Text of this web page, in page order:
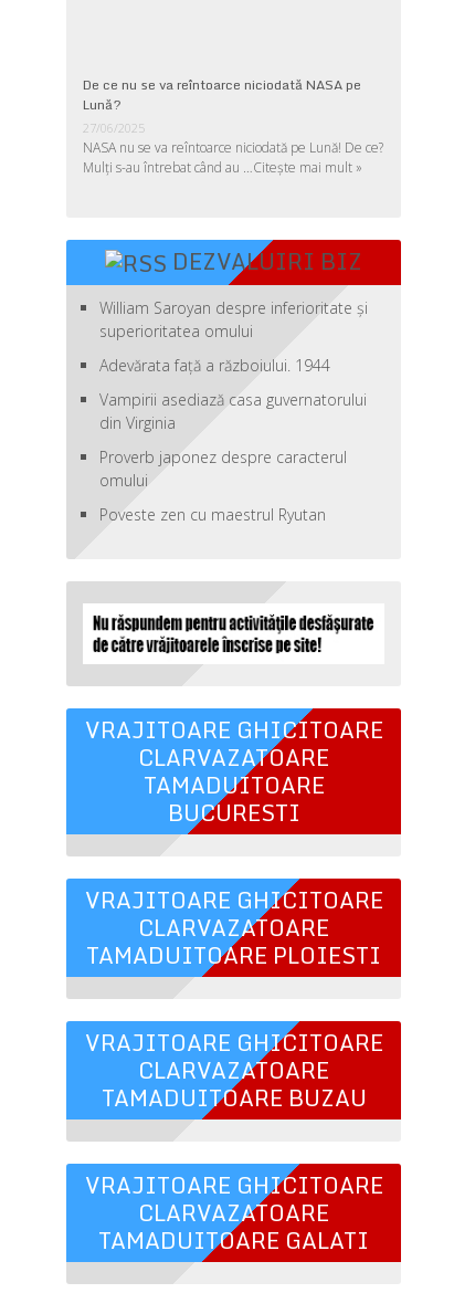
De ce nu se va reîntoarce niciodată NASA pe
Lună?
27/06/2025
NASA nu se va reîntoarce niciodată pe Lună! De ce?
Mulţi s-au întrebat când au …Citește mai mult »
DEZVALUIRI BIZ
William Saroyan despre inferioritate şi
superioritatea omului
Adevărata față a războiului. 1944
Vampirii asediază casa guvernatorului
din Virginia
Proverb japonez despre caracterul
omului
Poveste zen cu maestrul Ryutan
VRAJITOARE GHICITOARE
CLARVAZATOARE
TAMADUITOARE
BUCURESTI
VRAJITOARE GHICITOARE
CLARVAZATOARE
TAMADUITOARE PLOIESTI
VRAJITOARE GHICITOARE
CLARVAZATOARE
TAMADUITOARE BUZAU
VRAJITOARE GHICITOARE
CLARVAZATOARE
TAMADUITOARE GALATI